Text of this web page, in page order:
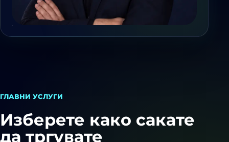
ГЛАВНИ УСЛУГИ
Изберете како сакате
да тргувате